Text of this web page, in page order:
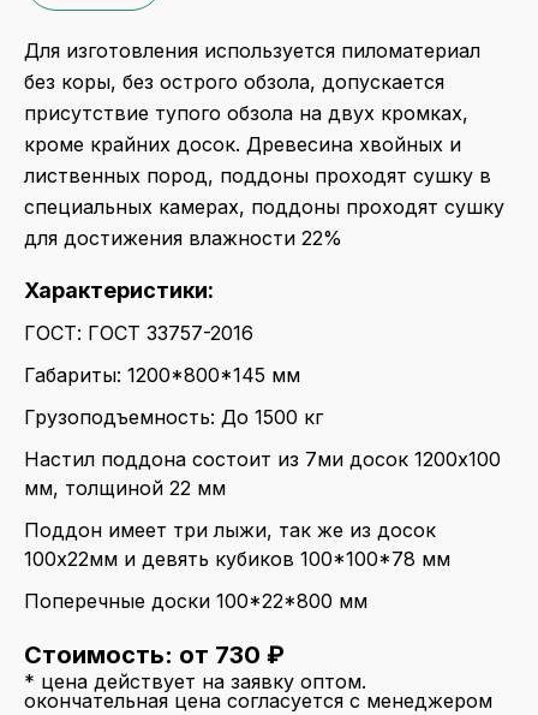
Для изготовления используется пиломатериал
без коры, без острого обзола, допускается
присутствие тупого обзола на двух кромках,
кроме крайних досок. Древесина хвойных и
лиственных пород, поддоны проходят сушку в
специальных камерах, поддоны проходят сушку
для достижения влажности 22%
Характеристики:
ГОСТ: ГОСТ 33757-2016
Габариты: 1200*800*145 мм
Грузоподъемность: До 1500 кг
Настил поддона состоит из 7ми досок 1200x100
мм, толщиной 22 мм
Поддон имеет три лыжи, так же из досок
100x22мм и девять кубиков 100*100*78 мм
Поперечные доски 100*22*800 мм
Стоимость: от 730 ₽
* цена действует на заявку оптом.
окончательная цена согласуется с менеджером